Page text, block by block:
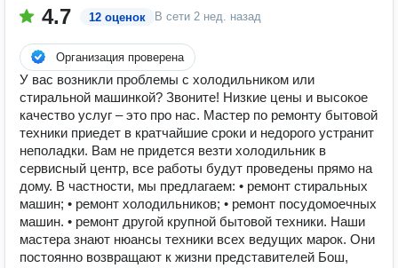
4.7 12 оценок В сети 2 нед. назад
Организация проверена
У вас возникли проблемы с холодильником или
стиральной машинкой? Звоните! Низкие цены и высокое
качество услуг – это про нас. Мастер по ремонту бытовой
техники приедет в кратчайшие сроки и недорого устранит
неполадки. Вам не придется везти холодильник в
сервисный центр, все работы будут проведены прямо на
дому. В частности, мы предлагаем: • ремонт стиральных
машин; • ремонт холодильников; • ремонт посудомоечных
машин. • ремонт другой крупной бытовой техники. Наши
мастера знают нюансы техники всех ведущих марок. Они
постоянно возвращают к жизни представителей Бош,